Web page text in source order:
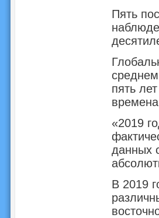
Пять
пять
«2019
данных
В 2019